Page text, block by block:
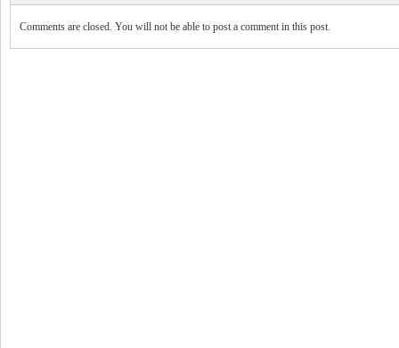
Comments are closed. You will not be able to post a comment in this post.